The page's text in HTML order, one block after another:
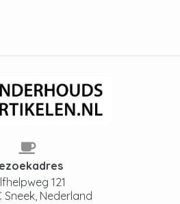
121
Sneek, Nederland